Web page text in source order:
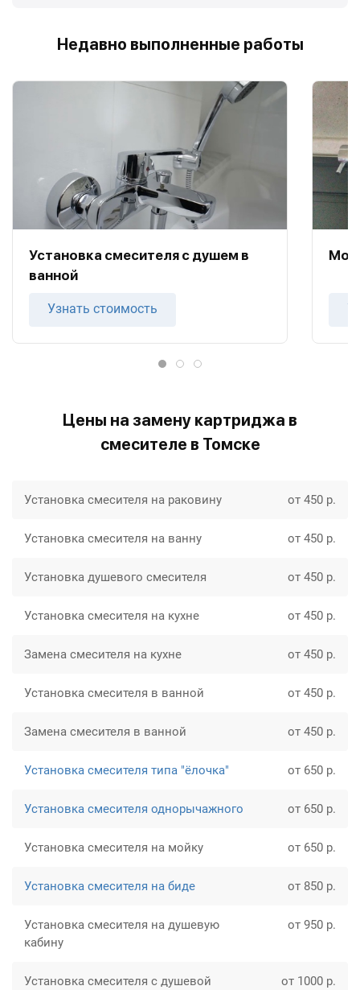
Недавно выполненные работы
Установка смесителя с душем в
ванной
Узнать стоимость
Цены на замену картриджа в
смесителе в Томске
Установка смесителя на раковину от 450 р.
Установка смесителя на ванну от 450 р.
Установка душевого смесителя от 450 р.
Установка смесителя на кухне от 450 р.
Замена смесителя на кухне от 450 р.
Установка смесителя в ванной от 450 р.
Замена смесителя в ванной от 450 р.
Установка смесителя типа "ёлочка" от 650 р.
Установка смесителя однорычажного от 650 р.
Установка смесителя на мойку от 650 р.
Установка смесителя на биде от 850 р.
Установка смесителя на душевую
кабину
от 950 р.
Установка смесителя с душевой
от 1000 р.